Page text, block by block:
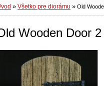
» Všetko pre diorámu » Old
Wooden Door 2